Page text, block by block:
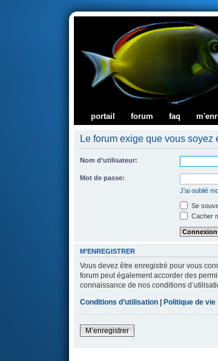
portail forum faq
Le forum exige que vous
Nom d’utilisateur:
Mot de passe:
J’ai oublié
Se
Cacher
M’ENREGISTRER
Vous devez être enregistré pour vous
forum peut également accorder des
connaissance de nos conditions
Conditions d’utilisation | Politique de vie
M’enregistrer